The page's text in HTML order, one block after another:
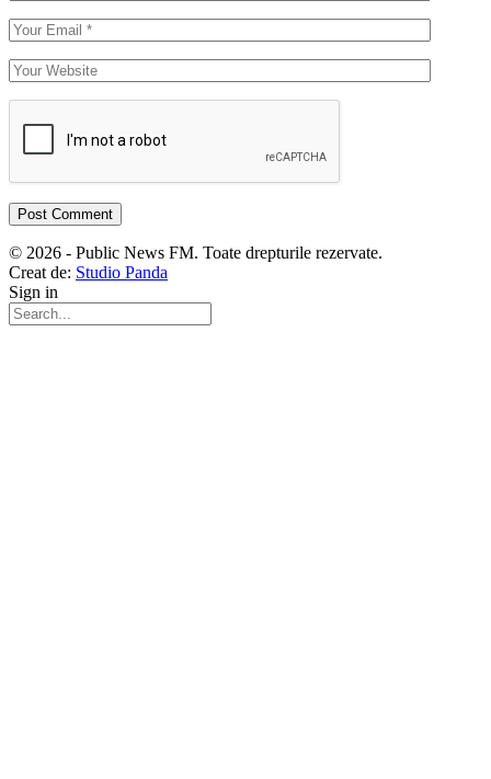
© 2026 - Public News FM. Toate drepturile rezervate.
Creat de: Studio Panda
Sign in